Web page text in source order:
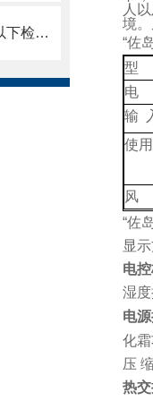
大功率工业除湿机效果不好，以下检查是*的
人
境。
“佐
型
电
输
使
风
“佐
显
电
湿
电
化
压
热